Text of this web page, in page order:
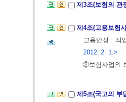
제3조(보험의 관
제4조(고용보험
고용안정ㆍ직
2012. 2. 1.>
②보험사업의
제5조(국고의 부